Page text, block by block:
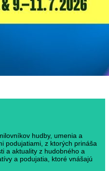
hudby, umenia a
podujatiami, z ktorých prináša
a aktuality z hudobného a
a podujatia, ktoré vnášajú